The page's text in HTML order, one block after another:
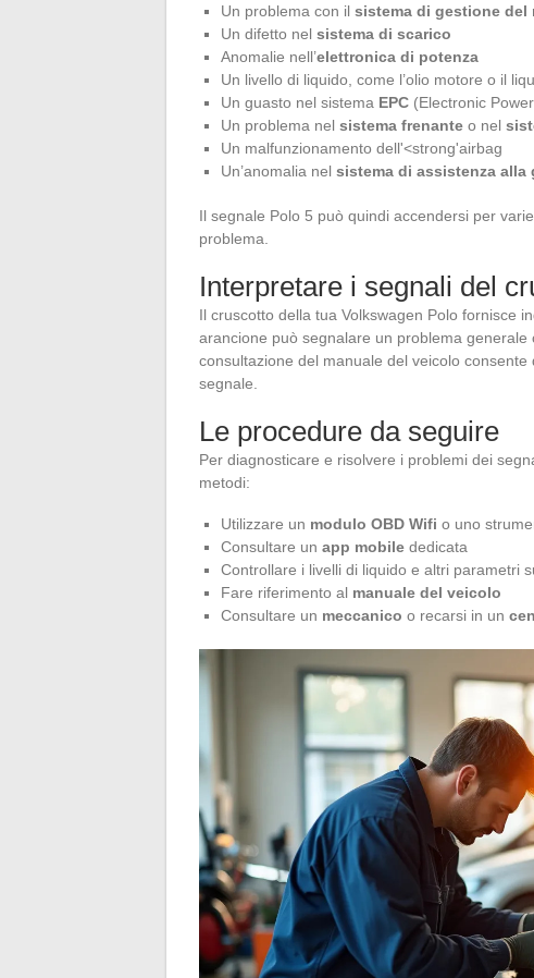
Un problema con il sistema di gestione del
Un difetto nel sistema di scarico
Anomalie nell’elettronica di potenza
Un livello di liquido, come l’olio motore o il
Un guasto nel sistema EPC (Electronic
Un problema nel sistema frenante o nel
Un malfunzionamento dell'<strong'airbag
Un’anomalia nel sistema di assistenza alla
Il segnale Polo 5 può quindi accendersi per
problema.
Interpretare i segnali del
Il cruscotto della tua Volkswagen Polo fornisce
arancione può segnalare un problema
consultazione del manuale del veicolo
segnale.
Le procedure da seguire
Per diagnosticare e risolvere i problemi dei
metodi:
Utilizzare un modulo OBD Wifi o uno
Consultare un app mobile dedicata
Controllare i livelli di liquido e altri parametri
Fare riferimento al manuale del veicolo
Consultare un meccanico o recarsi in un